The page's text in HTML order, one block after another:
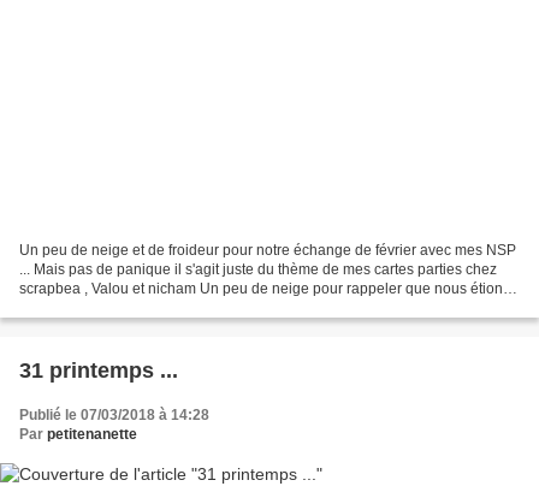
Un peu de neige et de froideur pour notre échange de février avec mes NSP
... Mais pas de panique il s'agit juste du thème de mes cartes parties chez
scrapbea , Valou et nicham Un peu de neige pour rappeler que nous étions
31 printemps ...
Publié le 07/03/2018 à 14:28
Par petitenanette